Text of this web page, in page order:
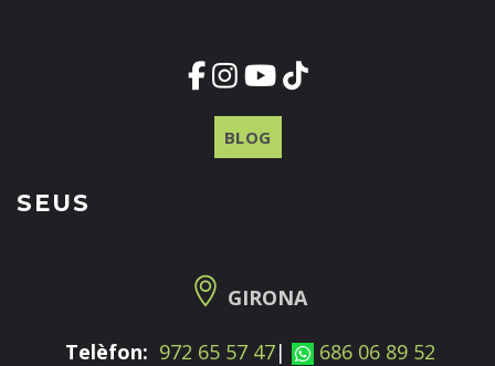
BLOG
SEUS
GIRONA
Telèfon: 972 65 57 47|
686 06 89 52